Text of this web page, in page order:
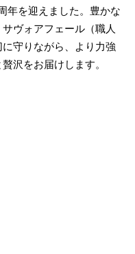
年を迎えました。豊かな
ヴォアフェール（職人
守りながら、より力強
沢をお届けします。